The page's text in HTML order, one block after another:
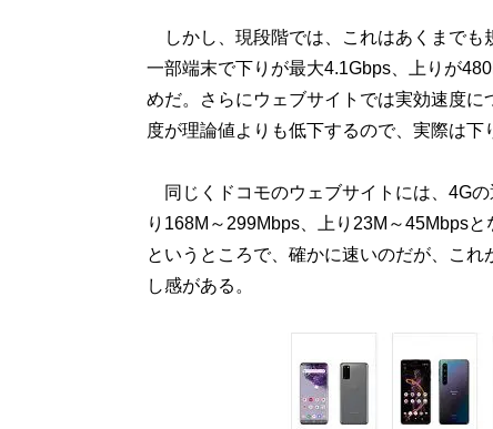
しかし、現段階では、これはあくまでも
一部端末で下りが最大4.1Gbps、上りが
めだ。さらにウェブサイトでは実効速度
度が理論値よりも低下するので、実際は下
同じくドコモのウェブサイトには、4G
り168M～299Mbps、上り23M～45Mbps
というところで、確かに速いのだが、こ
し感がある。